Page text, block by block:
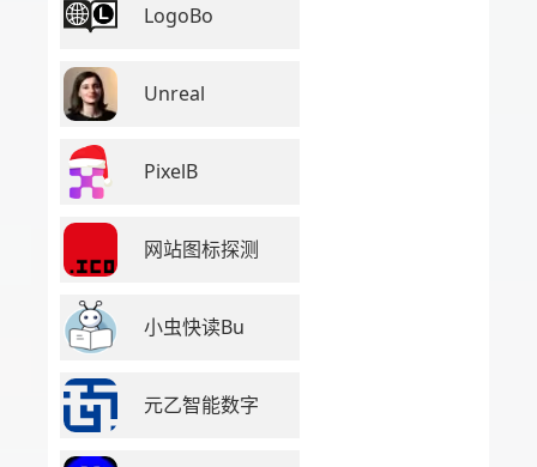
LogoBo
Unreal
PixelB
网站图标探测
小虫快读Bu
元乙智能数字